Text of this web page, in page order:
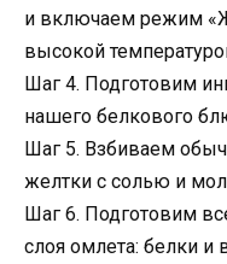
и включаем режим
высокой
Шаг 4. Подготовим
нашего белкового
Шаг 5. Взбиваем
желтки с солью и
Шаг 6. Подготовим
слоя омлета: белки и